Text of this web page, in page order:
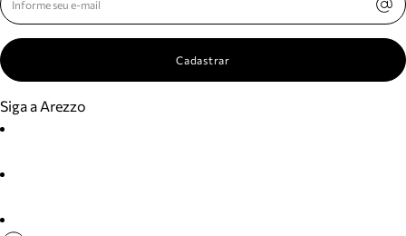
Cadastrar
Siga a Arezzo